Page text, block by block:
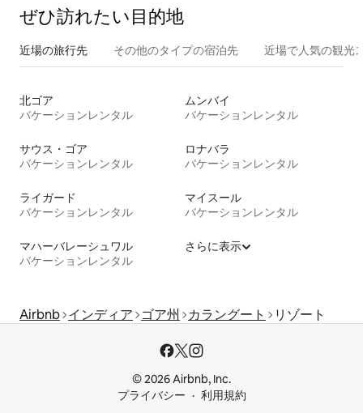
ぜひ訪⁠れ⁠た⁠い目⁠的⁠地
近場の旅行先 その他のタ⁠イ⁠プ⁠の宿⁠泊⁠先 近場で人気の観光
北ゴア
バケーションレンタル
ムンバイ
バケーションレンタル
サウス・ゴア
バケーションレンタル
ロナバラ
バケーションレンタル
ライガード
バケーションレンタル
マイスール
バケーションレンタル
マハーバレーシュワル
バケーションレンタル
さらに表示
Airbnb インディア ゴア州 カラングート リゾート
© 2026 Airbnb, Inc.
プライバシー
利用規約